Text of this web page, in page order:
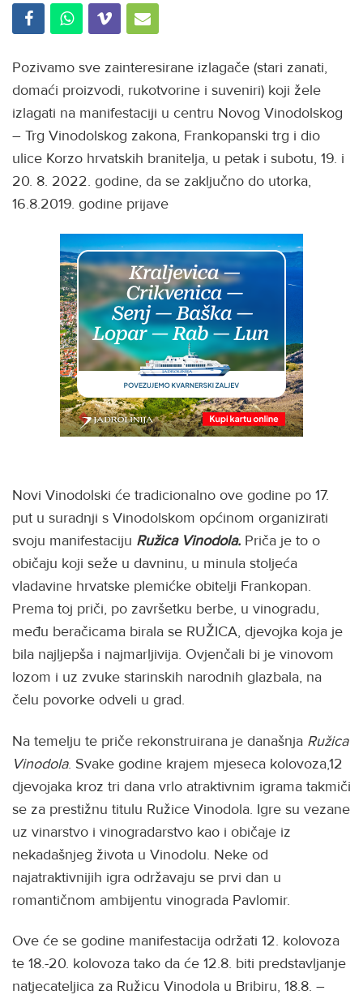
Pozivamo sve zainteresirane izlagače (stari zanati,
domaći proizvodi, rukotvorine i suveniri) koji žele
izlagati na manifestaciji u centru Novog Vinodolskog
– Trg Vinodolskog zakona, Frankopanski trg i dio
ulice Korzo hrvatskih branitelja, u petak i subotu, 19. i
20. 8. 2022. godine, da se zaključno do utorka,
16.8.2019. godine prijave
Novi Vinodolski će tradicionalno ove godine po 17.
put u suradnji s Vinodolskom općinom organizirati
svoju manifestaciju Ružica Vinodola. Priča je to o
običaju koji seže u davninu, u minula stoljeća
vladavine hrvatske plemićke obitelji Frankopan.
Prema toj priči, po završetku berbe, u vinogradu,
među beračicama birala se RUŽICA, djevojka koja je
bila najljepša i najmarljivija. Ovjenčali bi je vinovom
lozom i uz zvuke starinskih narodnih glazbala, na
čelu povorke odveli u grad.
Na temelju te priče rekonstruirana je današnja Ružica
Vinodola. Svake godine krajem mjeseca kolovoza,12
djevojaka kroz tri dana vrlo atraktivnim igrama takmiči
se za prestižnu titulu Ružice Vinodola. Igre su vezane
uz vinarstvo i vinogradarstvo kao i običaje iz
nekadašnjeg života u Vinodolu. Neke od
najatraktivnijih igra održavaju se prvi dan u
romantičnom ambijentu vinograda Pavlomir.
Ove će se godine manifestacija održati 12. kolovoza
te 18.-20. kolovoza tako da će 12.8. biti predstavljanje
natjecateljica za Ružicu Vinodola u Bribiru, 18.8. –